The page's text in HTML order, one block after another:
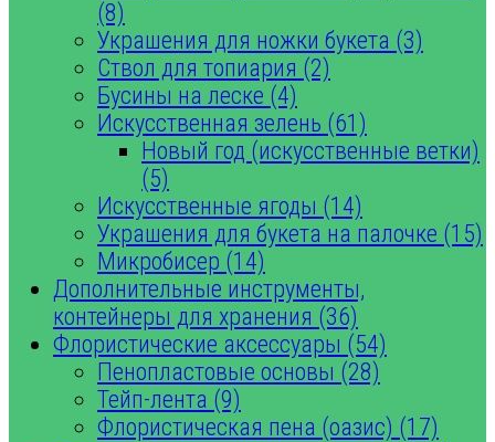
(8)
Украшения для ножки букета (3)
Ствол для топиария (2)
Бусины на леске (4)
Искусственная зелень (61)
Новый год (искусственные ветки)
(5)
Искусственные ягоды (14)
Украшения для букета на палочке (15)
Микробисер (14)
Дополнительные инструменты,
контейнеры для хранения (36)
Флористические аксессуары (54)
Пенопластовые основы (28)
Тейп-лента (9)
Флористическая пена (оазис) (17)